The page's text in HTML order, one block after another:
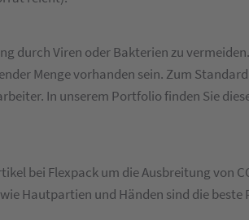
durch Viren oder Bakterien zu
Menge vorhanden sein. Zum
In unserem Portfolio finden Sie
bei Flexpack um die Ausbreitung von
Hautpartien und Händen sind die beste